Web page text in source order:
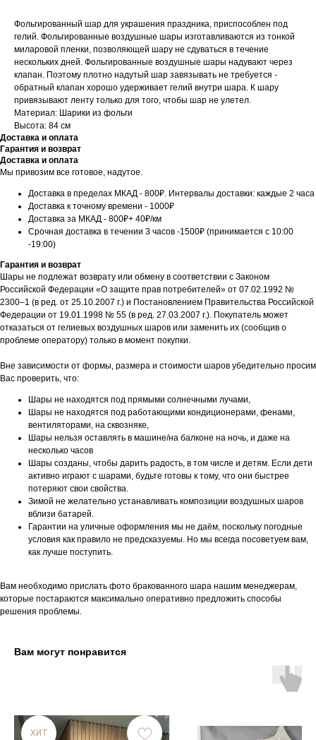
Фольгированный шар для украшения праздника, приспособлен под
гелий. Фольгированные воздушные шары изготавливаются из тонкой
миларовой пленки, позволяющей шару не сдуваться в течение
нескольких дней. Фольгированные воздушные шары надувают через
клапан. Поэтому плотно надутый шар завязывать не требуется -
обратный клапан хорошо удерживает гелий внутри шара. К шару
привязывают ленту только для того, чтобы шар не улетел.
Материал: Шарики из фольги
Высота: 84 см
Доставка и оплата
Гарантия и возврат
Доставка и оплата
Мы привозим все готовое, надутое.
Доставка в пределах МКАД - 800₽. Интервалы доставки: каждые 2 часа
Доставка к точному времени - 1000₽
Доставка за МКАД - 800₽+ 40₽/км
Срочная доставка в течении 3 часов -1500₽ (принимается с 10:00
-19:00)
Гарантия и возврат
Шары не подлежат возврату или обмену в соответствии с Законом
Российской Федерации «О защите прав потребителей» от 07.02.1992 №
2300–1 (в ред. от 25.10.2007 г.) и Постановлением Правительства Российской
Федерации от 19.01.1998 № 55 (в ред. 27.03.2007 г.). Покупатель может
отказаться от гелиевых воздушных шаров или заменить их (сообщив о
проблеме оператору) только в момент покупки.
Вне зависимости от формы, размера и стоимости шаров убедительно просим
Вас проверить, что:
Шары не находятся под прямыми солнечными лучами,
Шары не находятся под работающими кондиционерами, фенами,
вентиляторами, на сквозняке,
Шары нельзя оставлять в машине/на балконе на ночь, и даже на
несколько часов
Шары созданы, чтобы дарить радость, в том числе и детям. Если дети
активно играют с шарами, будьте готовы к тому, что они быстрее
потеряют свои свойства.
Зимой не желательно устанавливать композиции воздушных шаров
вблизи батарей.
Гарантии на уличные оформления мы не даём, поскольку погодные
условия как правило не предсказуемы. Но мы всегда посоветуем вам,
как лучше поступить.
Вам необходимо прислать фото бракованного шара нашим менеджерам,
которые постараются максимально оперативно предложить способы
решения проблемы.
Вам могут понравится
ХИТ